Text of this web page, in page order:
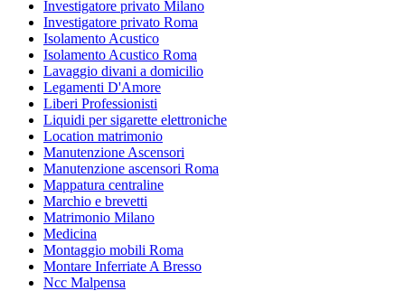
Investigatore privato Milano
Investigatore privato Roma
Isolamento Acustico
Isolamento Acustico Roma
Lavaggio divani a domicilio
Legamenti D'Amore
Liberi Professionisti
Liquidi per sigarette elettroniche
Location matrimonio
Manutenzione Ascensori
Manutenzione ascensori Roma
Mappatura centraline
Marchio e brevetti
Matrimonio Milano
Medicina
Montaggio mobili Roma
Montare Inferriate A Bresso
Ncc Malpensa